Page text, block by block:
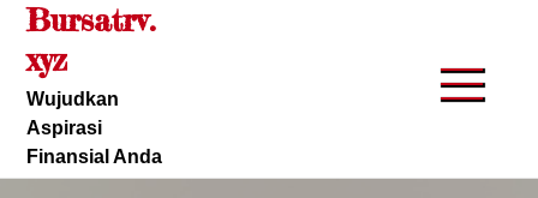
Skip
content
Bursatrv.
xyz
Wujudkan
Aspirasi
Finansial Anda